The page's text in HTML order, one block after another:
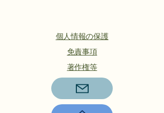
個人情報の保護
​免責事項
著作権等